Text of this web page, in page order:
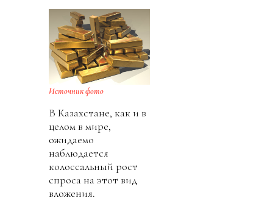
Источник фото
В Казахстане, как и в
целом в мире,
ожидаемо
наблюдается
колоссальный рост
спроса на этот вид
вложения.